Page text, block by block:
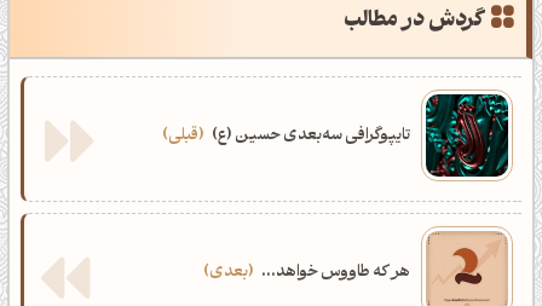
رندر سه بعدی ادوبی استیجر
تایپوگرافی انگلیسی 0 تایپوگرافی مفهومی انگلیسی 0
گردش در مطالب
تایپوگرافی سه‌بعدی حسین (ع) قبلی
هر که طاووس خواهد... بعدی